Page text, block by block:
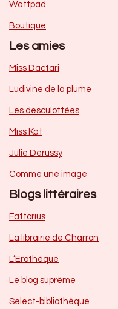
Wattpad
Boutique
Les amies
Miss Dactari
Ludivine de la plume
Les desculottées
Miss Kat
Julie Derussy
Comme une image
Blogs littéraires
Fattorius
La librairie de Charron
L’Erothèque
Le blog suprême
Select-bibliothèque